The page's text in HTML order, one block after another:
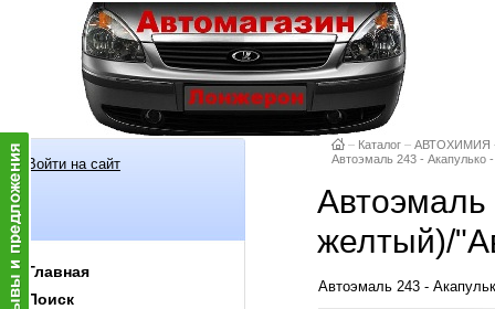
Войти на сайт
Главная
Поиск
– Каталог – АВТОХИМИЯ
Автоэмаль 243 - Акапулько
Автоэмаль
желтый)/
Автоэмаль 243 -